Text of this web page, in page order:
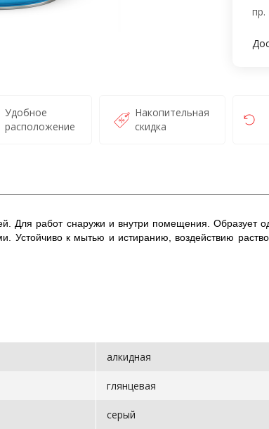
пр.
Удобное
расположение
Накопительная
скидка
Для работ снаружи и внутри помещения. Образует
Устойчиво к мытью и истиранию, воздействию
алкидная
глянцевая
серый